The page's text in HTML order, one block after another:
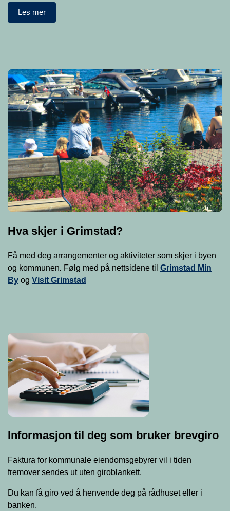
Les mer
Hva skjer i Grimstad?
Få med deg arrangementer og aktiviteter som skjer i byen
og kommunen. Følg med på nettsidene til Grimstad Min
By og Visit Grimstad
Informasjon til deg som bruker brevgiro
Faktura for kommunale eiendomsgebyrer vil i tiden
fremover sendes ut uten giroblankett.
Du kan få giro ved å henvende deg på rådhuset eller i
banken.